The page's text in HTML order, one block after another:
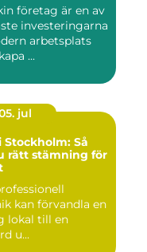
företag är en av
investeringarna
arbetsplats
...
jul
Stockholm: Så
rätt stämning för
kan förvandla en
lokal till en
u...